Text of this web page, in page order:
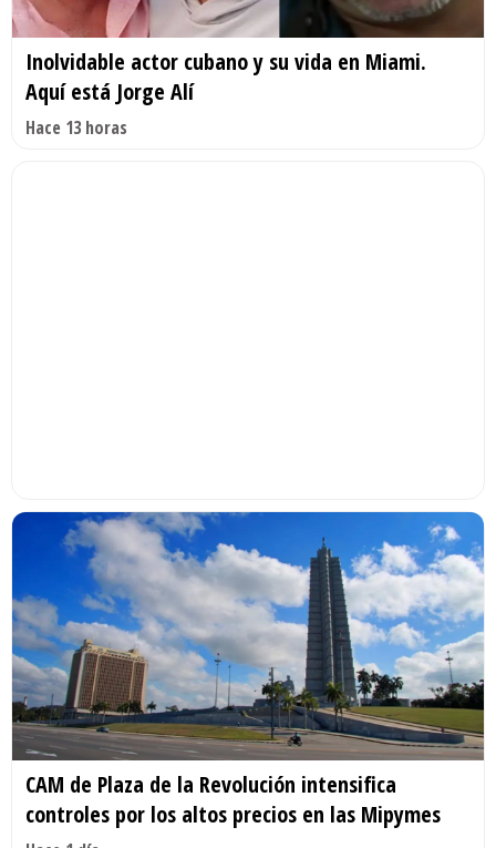
Inolvidable actor cubano y su vida en Miami.
Aquí está Jorge Alí
Hace 13 horas
CAM de Plaza de la Revolución intensifica
controles por los altos precios en las Mipymes